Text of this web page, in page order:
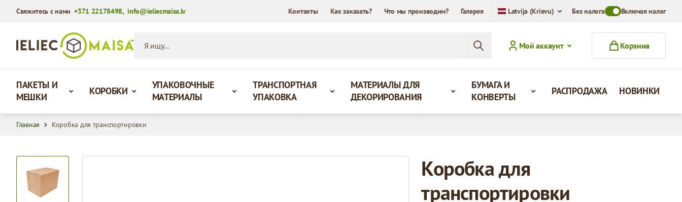
Свяжитесь с нами+371 22178498,info@ieliecmaisa.lv Контакты Как заказать? Что мы производим? Галерея Latvija (Krievu) Без налогаToggle VAT Mode
Включая налог
Мой аккаунт
Корзина
ПАКЕТЫ И
МЕШКИ
КОРОБКИ
УПАКОВОЧНЫЕ
МАТЕРИАЛЫ
ТРАНСПОРТНАЯ
УПАКОВКА
МАТЕРИАЛЫ ДЛЯ
ДЕКОРИРОВАНИЯ
БУМАГА И
КОНВЕРТЫ
РАСПРОДАЖА НОВИНКИ
Главная Коробка для транспортировки
Коробка для
транспортировки